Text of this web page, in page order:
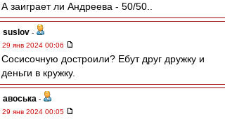
А заиграет ли Андреева - 50/50..
suslov -
29 янв 2024 00:06
Сосисочную достроили? Ебут друг дружку и
деньги в кружку.
авоська -
29 янв 2024 00:05